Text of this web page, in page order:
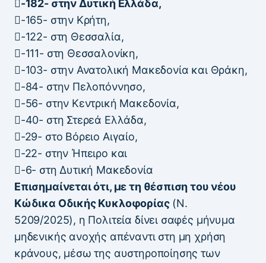
-182- στην Δυτική Ελλάδα,
-165- στην Κρήτη,
-122- στη Θεσσαλία,
-111- στη Θεσσαλονίκη,
-103- στην Ανατολική Μακεδονία και Θράκη,
-84- στην Πελοπόννησο,
-56- στην Κεντρική Μακεδονία,
-40- στη Στερεά Ελλάδα,
-29- στο Βόρειο Αιγαίο,
-22- στην Ήπειρο και
-6- στη Δυτική Μακεδονία
Επισημαίνεται ότι, με τη θέσπιση του νέου
Κώδικα Οδικής Κυκλοφορίας(Ν.
5209/2025), η Πολιτεία δίνει σαφές μήνυμα
μηδενικής ανοχής απέναντι στη μη χρήση
κράνους, μέσω της αυστηροποίησης των